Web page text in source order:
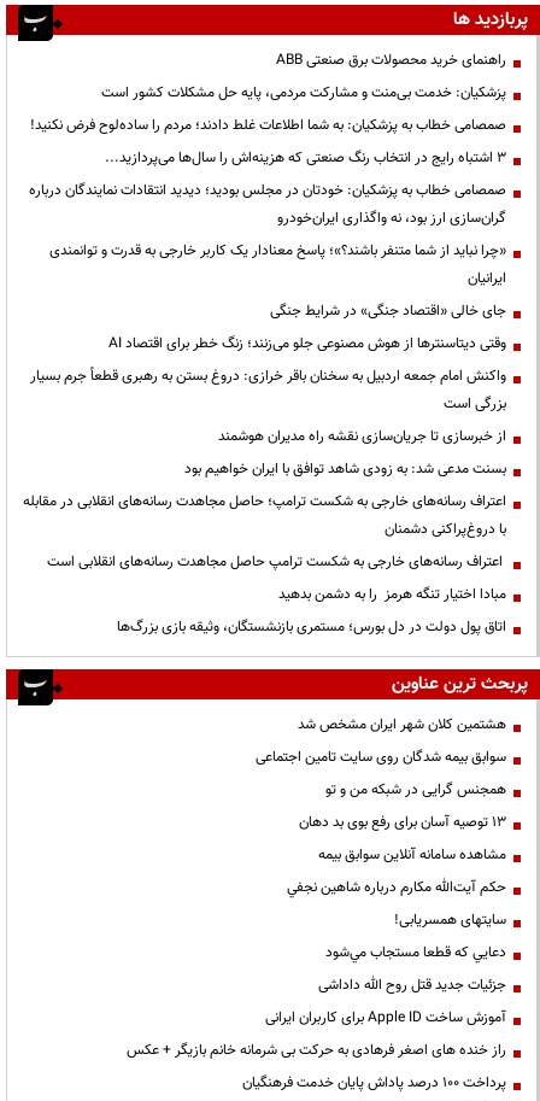
پربازدید ها
راهنمای خرید محصولات برق صنعتی ABB
پزشکیان: خدمت بی‌منت و مشارکت مردمی، پایه حل مشکلات کشور است
صمصامی خطاب به پزشکیان: به شما اطلاعات غلط دادند؛ مردم را ساده‌لوح فرض نکنید!
3 اشتباه رایج در انتخاب رنگ صنعتی که هزینه‌اش را سال‌ها می‌پردازید...
صمصامی خطاب به پزشکیان: خودتان در مجلس بودید؛ دیدید انتقادات نمایندگان درباره
گران‌سازی ارز بود، نه واگذاری ایران‌خودرو
«چرا نباید از شما متنفر باشند؟»؛ پاسخ معنادار یک کاربر خارجی به قدرت و توانمندی
ایرانیان
جای خالی «اقتصاد جنگی» در شرایط جنگی
وقتی دیتاسنترها از هوش مصنوعی جلو می‌زنند؛ زنگ خطر برای اقتصاد AI
واکنش امام جمعه اردبیل به سخنان باقر خرازی: دروغ بستن به رهبری قطعاً جرم بسیار
بزرگی است
از خبرسازی تا جریان‌سازی نقشه راه مدیران هوشمند
بسنت مدعی شد: به زودی شاهد توافق با ایران خواهیم بود
اعتراف رسانه‌های خارجی به شکست ترامپ؛ حاصل مجاهدت رسانه‌های انقلابی در مقابله
با دروغ‌پراکنی دشمنان
اعتراف رسانه‌های خارجی به شکست ترامپ حاصل مجاهدت رسانه‌های انقلابی است
مبادا اختیار تنگه هرمز را به دشمن بدهید
اتاق پول دولت در دل بورس؛ مستمری بازنشستگان، وثیقه بازی بزرگ‌ها
پربحث ترین عناوین
هشتمین کلان شهر ایران مشخص شد
سوابق بیمه شدگان روی سایت تامین اجتماعی
همجنس گرایی در شبکه من و تو
13 توصیه آسان برای رفع بوی بد دهان
مشاهده سامانه آنلاين سوابق بیمه
حكم آيت‌الله مكارم درباره شاهين نجفي
سایتهای همسریابی!
دعايي كه قطعا مستجاب مي‌شود
جزئیات جدید قتل روح الله داداشی
آموزش ساخت Apple ID برای کاربران ایرانی
راز خنده های اصغر فرهادی به حرکت بی شرمانه خانم بازیگر + عکس
پرداخت ۱۰۰ درصد پاداش پایان خدمت فرهنگیان